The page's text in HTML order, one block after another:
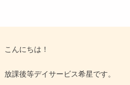
こんにちは！
放課後等デイサービス希星です。